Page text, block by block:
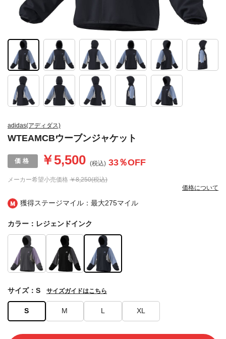
獲得ステージマイル：最大275マイル
adidas(アディダス)
WTEAMCBウーブンジャケット
メーカー希望小売価格 ￥8,250(税込)
￥5,500 (税込) 33％OFF
価格について
カラー：レジェンドインク
S M L XL
サイズ：S サイズガイドはこちら